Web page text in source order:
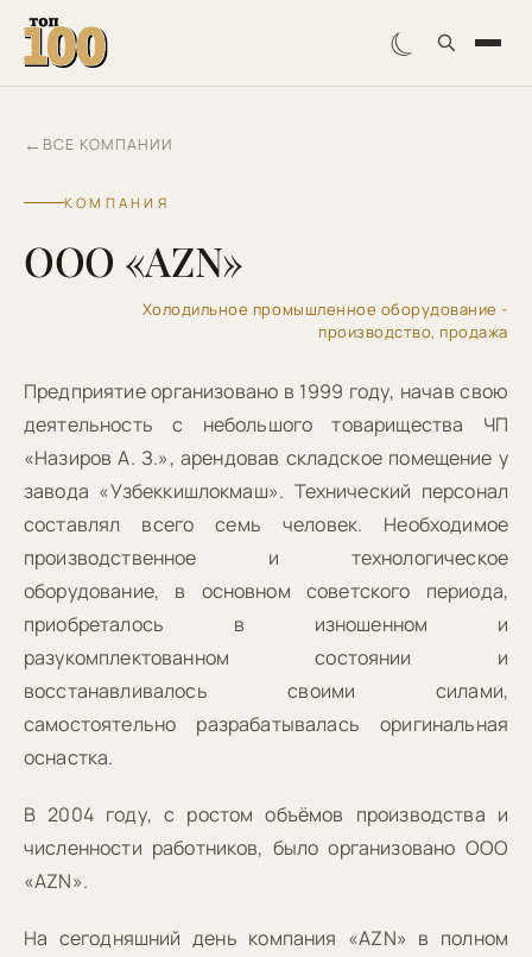
☾
← ВСЕ КОМПАНИИ
КОМПАНИЯ
ООО «AZN»
Холодильное промышленное оборудование -
производство, продажа
Предприятие организовано в 1999 году, начав свою
деятельность с небольшого товарищества ЧП
«Назиров А. З.», арендовав складское помещение у
завода «Узбеккишлокмаш». Технический персонал
составлял всего семь человек. Необходимое
производственное и технологическое
оборудование, в основном советского периода,
приобреталось в изношенном и
разукомплектованном состоянии и
восстанавливалось своими силами,
самостоятельно разрабатывалась оригинальная
оснастка.
В 2004 году, с ростом объёмов производства и
численности работников, было организовано ООО
«AZN».
На сегодняшний день компания «AZN» в полном